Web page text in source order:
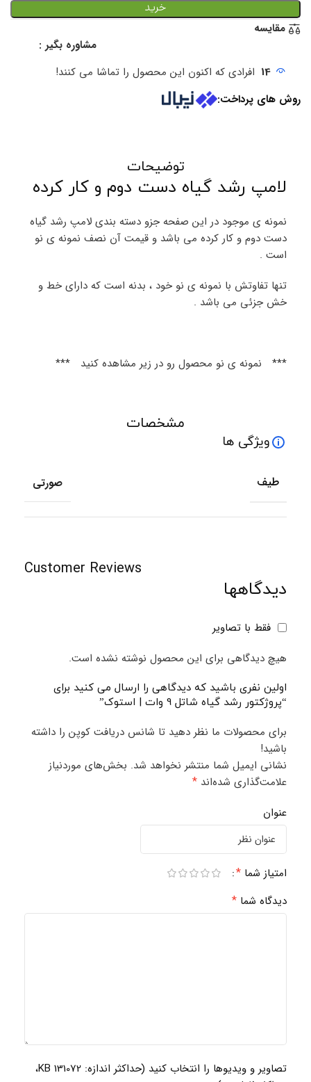
خرید
مقایسه
مشاوره بگیر :
14 افرادی که اکنون این محصول را تماشا می کنند!
روش های پرداخت:
توضیحات
لامپ رشد گیاه دست دوم و کار کرده
نمونه ی موجود در این صفحه جزو دسته بندی لامپ رشد گیاه
دست دوم و کار کرده می باشد و قیمت آن نصف نمونه ی نو
است .
تنها تفاوتش با نمونه ی نو خود ، بدنه است که دارای خط و
خش جزئی می باشد .
*** نمونه ی نو محصول رو در زیر مشاهده کنید ***
مشخصات
ویژگی ها
طیف صورتی
Customer Reviews
دیدگاهها
فقط با تصاویر
هیچ دیدگاهی برای این محصول نوشته نشده است.
اولین نفری باشید که دیدگاهی را ارسال می کنید برای
“پروژکتور رشد گیاه شاتل 9 وات | استوک”
برای محصولات ما نظر دهید تا شانس دریافت کوپن را داشته
باشید!
نشانی ایمیل شما منتشر نخواهد شد. بخش‌های موردنیاز
علامت‌گذاری شده‌اند *
عنوان
امتیاز شما *
دیدگاه شما *
تصاویر و ویدیوها را انتخاب کنید (حداکثر اندازه: 131072 KB،